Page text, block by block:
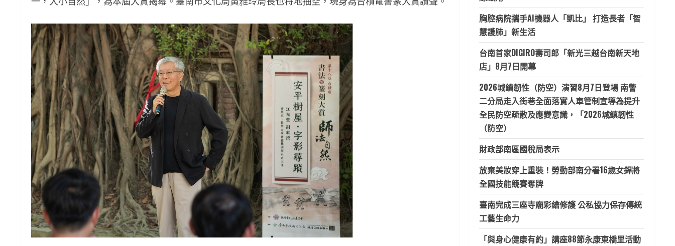
胸腔病院攜手AI機器人「凱比」 打造長者「智
慧護肺」新生活
台南首家DIGIRO壽司郎「新光三越台南新天地
店」8月7日開幕
2026城鎮韌性（防空）演習8月7日登場 南警
二分局走入街巷全面落實人車管制宣導為提升
全民防空疏散及應變意識，「2026城鎮韌性
（防空）
財政部南區國稅局表示
放棄美妝穿上重裝！勞動部南分署16歲女銲將
全國技能競賽奪牌
臺南完成三座寺廟彩繪修護 公私協力保存傳統
工藝生命力
「與身心健康有約」講座88節永康東橋里活動